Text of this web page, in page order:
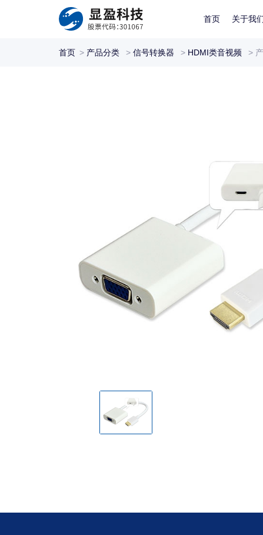
首页 关于我
首页 > 产品分类 > 信号转换器 > HDMI类音视频 >